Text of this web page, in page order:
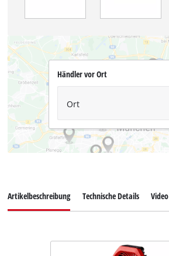
Händler vor Ort
Ort
Artikelbeschreibung Technische Details Video